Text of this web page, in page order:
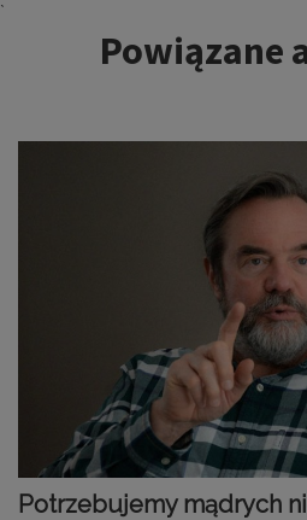
`
Powiązane
Potrzebujemy mądrych